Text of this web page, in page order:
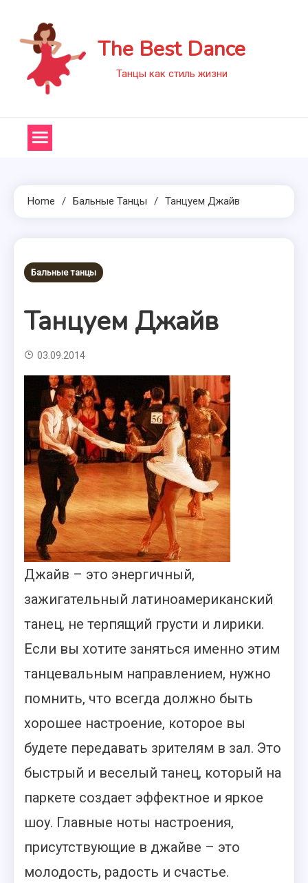
content
The Best Dance
Танцы как стиль жизни
Home Бальные Танцы Танцуем Джайв
Бальные танцы
Танцуем Джайв
03.09.2014
Джайв – это энергичный,
зажигательный латиноамериканский
танец, не терпящий грусти и лирики.
Если вы хотите заняться именно этим
танцевальным направлением, нужно
помнить, что всегда должно быть
хорошее настроение, которое вы
будете передавать зрителям в зал. Это
быстрый и веселый танец, который на
паркете создает эффектное и яркое
шоу. Главные ноты настроения,
присутствующие в джайве – это
молодость, радость и счастье.